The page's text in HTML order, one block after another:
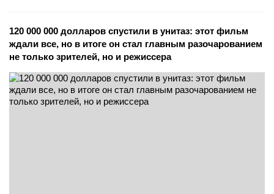
120 000 000 долларов спустили в унитаз: этот фильм
ждали все, но в итоге он стал главным разочарованием
не только зрителей, но и режиссера